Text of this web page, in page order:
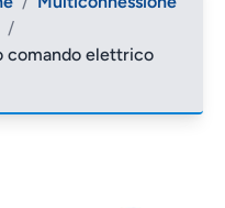
/
comando elettrico